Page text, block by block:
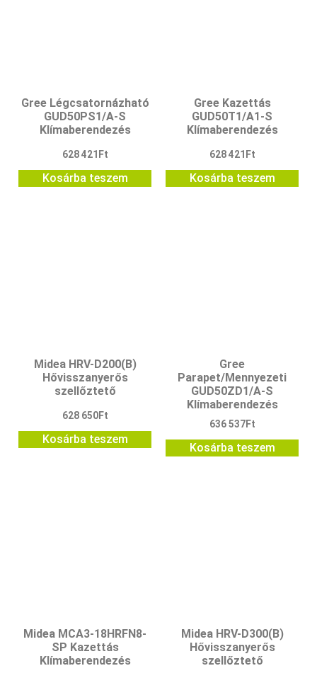
Gree Légcsatornázható
GUD50PS1/A-S
Klímaberendezés
628 421 Ft
Kosárba teszem
Gree Kazettás
GUD50T1/A1-S
Klímaberendezés
628 421 Ft
Kosárba teszem
Midea HRV-D200(B)
Hővisszanyerős
szellőztető
628 650Ft
Kosárba teszem
Gree
Parapet/Mennyezeti
GUD50ZD1/A-S
Klímaberendezés
636 537Ft
Kosárba teszem
Midea MCA3-18HRFN8-
SP Kazettás
Klímaberendezés
Midea HRV-D300(B)
Hővisszanyerős
szellőztető